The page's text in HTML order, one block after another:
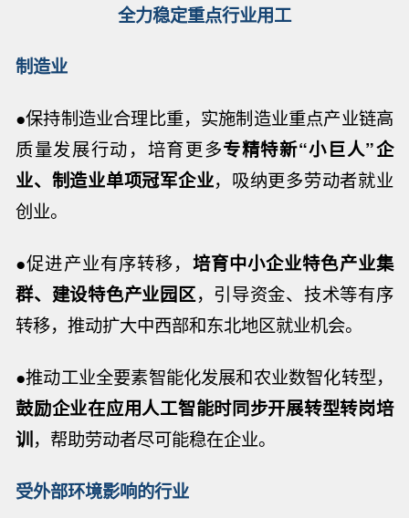
全力稳定重点行业用工
制造业
●保持制造业合理比重，实施制造业重点产业链高
质量发展行动，培育更多专精特新“小巨人”企
业、制造业单项冠军企业，吸纳更多劳动者就业
创业。
●促进产业有序转移， 培育中小企业特色产业集
群、建设特色产业园区，引导资金、技术等有序
转移，推动扩大中西部和东北地区就业机会。
●推动工业全要素智能化发展和农业数智化转型，
鼓励企业在应用人工智能时同步开展转型转岗培
训，帮助劳动者尽可能稳在企业。
受外部环境影响的行业